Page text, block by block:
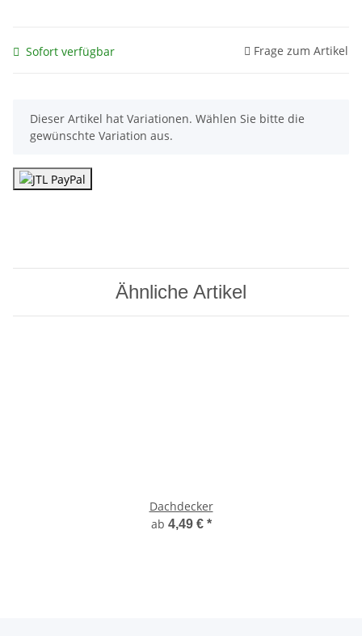
Sofort verfügbar Frage zum Artikel
x
Dieser Artikel hat Variationen. Wählen Sie bitte die
gewünschte Variation aus.
Ähnliche Artikel
Dachdecker
ab 4,49 € *